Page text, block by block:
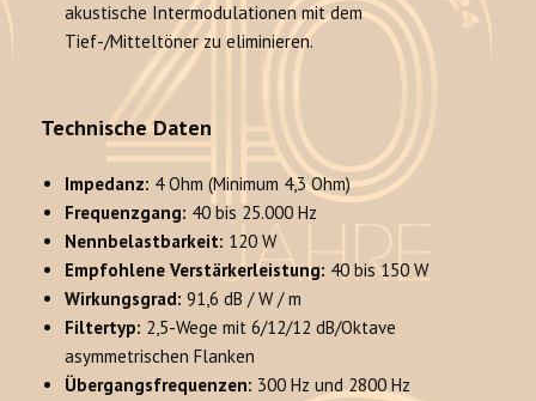
akustische Intermodulationen mit dem
Tief-/Mitteltöner zu eliminieren.
Technische Daten
Impedanz: 4 Ohm (Minimum 4,3 Ohm)
Frequenzgang: 40 bis 25.000 Hz
Nennbelastbarkeit: 120 W
Empfohlene Verstärkerleistung: 40 bis 150 W
Wirkungsgrad: 91,6 dB / W / m
Filtertyp: 2,5-Wege mit 6/12/12 dB/Oktave
asymmetrischen Flanken
Übergangsfrequenzen: 300 Hz und 2800 Hz